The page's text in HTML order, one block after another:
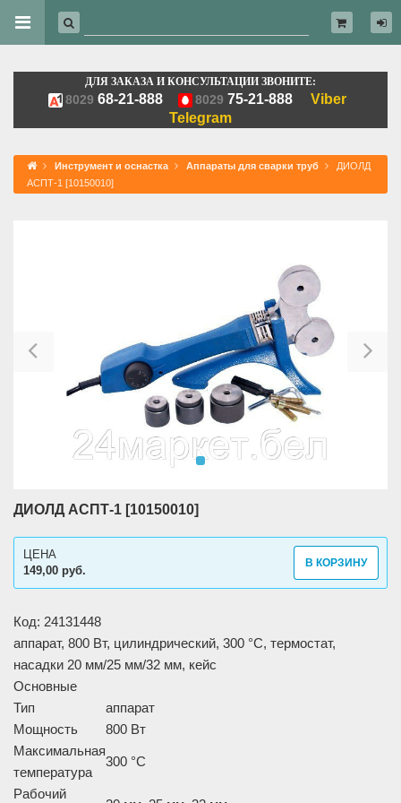
ДЛЯ ЗАКАЗА И КОНСУЛЬТАЦИИ ЗВОНИТЕ:
8029 68-21-888 8029 75-21-888
Viber
Telegram
Инструмент и оснастка Аппараты для сварки труб
ДИОЛД
АСПТ-1 [10150010]
ДИОЛД АСПТ-1 [10150010]
149,00 руб.
ЦЕНА
В КОРЗИНУ
Код: 24131448
аппарат, 800 Вт, цилиндрический, 300 °C, термостат,
насадки 20 мм/25 мм/32 мм, кейс
Основные
Тип
аппарат
Мощность
800 Вт
Максимальная
температура
300 °C
Рабочий